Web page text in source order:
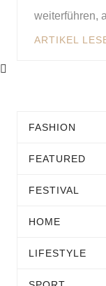
weiterführen,
ARTIKEL
FASHION
FEATURED
FESTIVAL
HOME
LIFESTYLE